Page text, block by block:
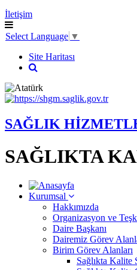
İletişim
Select Language ▼
Site Haritası
SAĞLIK
SAĞLIKTA
Kurumsal
Hakkımızda
Organizasyon ve
Daire Başkanı
Dairemiz Görev
Birim Görev Alanları
Sağlıkta Kalite